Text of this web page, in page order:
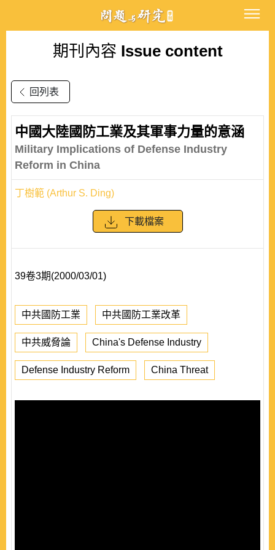
期刊內容 Issue content
回列表
中國大陸國防工業及其軍事力量的意涵
Military Implications of Defense Industry
Reform in China
丁樹範 (Arthur S. Ding)
下載檔案
39卷3期(2000/03/01)
中共國防工業 中共國防工業改革
中共威脅論 China's Defense Industry
Defense Industry Reform China Threat